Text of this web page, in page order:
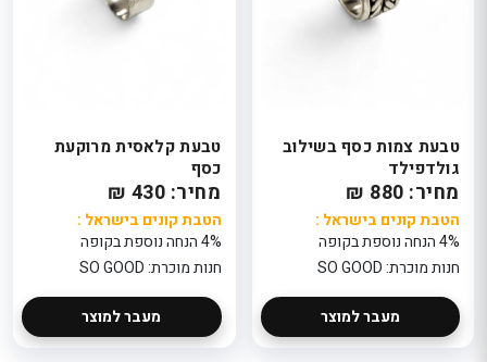
טבעת צמות כסף בשילוב
גולדפילד
מחיר: 880 ₪
הטבת קונים בישראל :
4% הנחה נוספת בקופה
חנות מוכרת: SO GOOD
מעבר למוצר
טבעת קלאסית מרוקעת
כסף
מחיר: 430 ₪
הטבת קונים בישראל :
4% הנחה נוספת בקופה
חנות מוכרת: SO GOOD
מעבר למוצר